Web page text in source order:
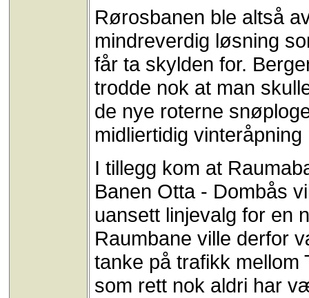
Rørosbanen ble altså
mindreverdig løsning
får ta skylden for.
trodde nok at man
de nye roterne
midliertidig
I tillegg kom at
Banen Otta - Dombås
uansett linjevalg for en
Raumbane ville derfor
tanke på trafikk mellom
som rett nok aldri har